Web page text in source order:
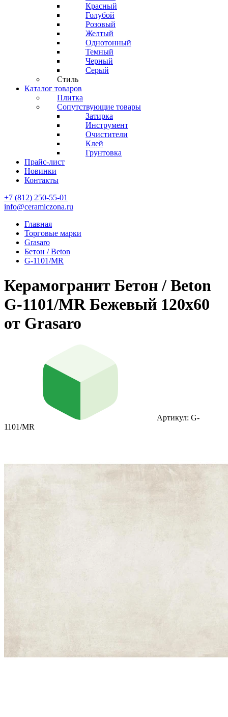
Красный
Голубой
Розовый
Желтый
Однотонный
Темный
Черный
Серый
Стиль
Каталог товаров
Плитка
Сопутствующие товары
Затирка
Инструмент
Очистители
Клей
Грунтовка
Прайс-лист
Новинки
Контакты
+7 (812) 250-55-01
info@ceramiczona.ru
Главная
Торговые марки
Grasaro
Бетон / Beton
G-1101/MR
Керамогранит Бетон / Beton
G-1101/MR Бежевый 120x60
от Grasaro
Артикул: G-
1101/MR